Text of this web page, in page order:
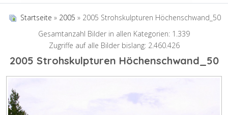
Startseite » 2005 » 2005 Strohskulpturen Höchenschwand_50
Gesamtanzahl Bilder in allen Kategorien: 1.339
Zugriffe auf alle Bilder bislang: 2.460.426
2005 Strohskulpturen Höchenschwand_50